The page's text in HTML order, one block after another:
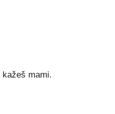
kažeš mami.